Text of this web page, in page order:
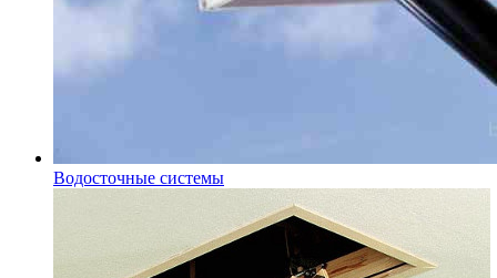
Водосточные системы